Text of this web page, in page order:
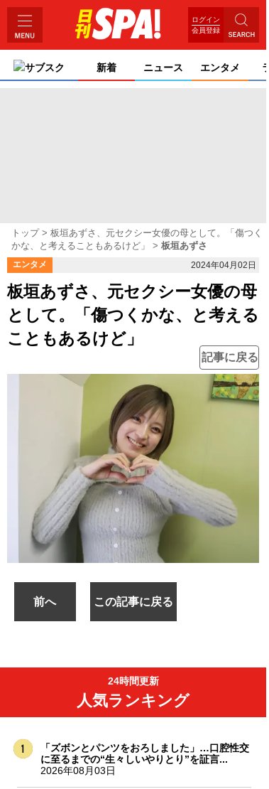
ログイン
会員登録
サブスク 新着 ニュース エンタメ
トップ
板垣あずさ、元セクシー女優の母として。「傷つく
かな、と考えることもあるけど」
板垣あずさ
エンタメ 2024年04月02日
板垣あずさ、元セクシー女優の母
として。「傷つくかな、と考える
こともあるけど」
記事に戻る
前へ この記事に戻る
24時間更新
人気ランキング
「ズボンとパンツをおろしました」…口腔性交
に至るまでの“生々しいやりとり”を証言...
2026年08月03日